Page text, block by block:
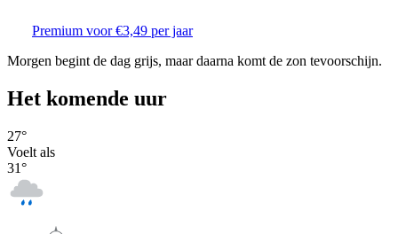
Premium voor €3,49 per jaar
Morgen begint de dag grijs, maar daarna komt de zon tevoorschijn.
Het komende uur
27°
Voelt als
31°